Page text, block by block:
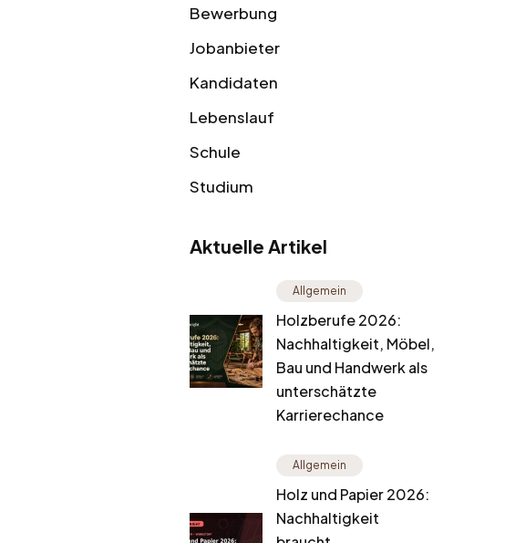
Bewerbung
Jobanbieter
Kandidaten
Lebenslauf
Schule
Studium
Aktuelle Artikel
Allgemein
Holzberufe 2026:
Nachhaltigkeit, Möbel,
Bau und Handwerk als
unterschätzte
Karrierechance
Allgemein
Holz und Papier 2026:
Nachhaltigkeit